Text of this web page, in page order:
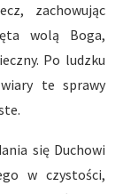
zachowując
wolą Boga,
Po ludzku
te sprawy
się Duchowi
w czystości,